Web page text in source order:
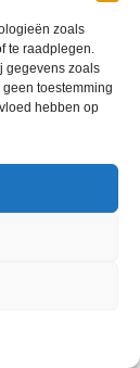
zoals
te raadplegen.
gegevens zoals
toestemming
hebben op